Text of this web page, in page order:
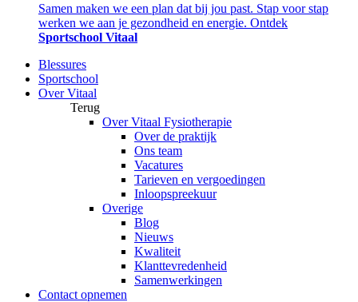
Samen maken we een plan dat bij jou past. Stap voor stap
werken we aan je gezondheid en energie. Ontdek
Sportschool Vitaal
Blessures
Sportschool
Over Vitaal
Terug
Over Vitaal Fysiotherapie
Over de praktijk
Ons team
Vacatures
Tarieven en vergoedingen
Inloopspreekuur
Overige
Blog
Nieuws
Kwaliteit
Klanttevredenheid
Samenwerkingen
Contact opnemen